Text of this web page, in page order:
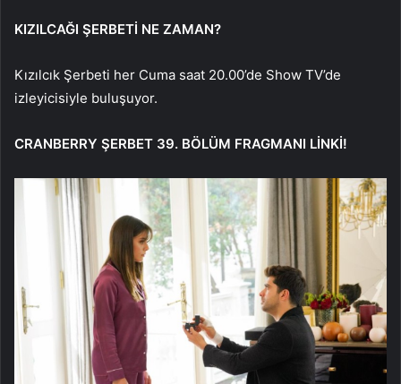
KIZILCAĞI ŞERBETİ NE ZAMAN?
Kızılcık Şerbeti her Cuma saat 20.00’de Show TV’de
izleyicisiyle buluşuyor.
CRANBERRY ŞERBET 39. BÖLÜM FRAGMANI LİNKİ!